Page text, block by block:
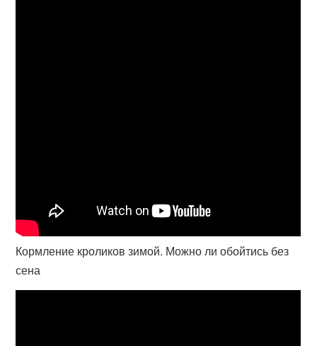
Кормление кроликов зимой. Можно ли обойтись без
сена